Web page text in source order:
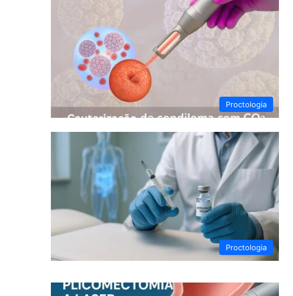
Proctologia
Proctologia